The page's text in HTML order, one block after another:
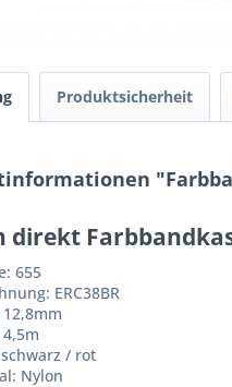
Produktsicherheit
direkt
655
ERC38BR
/ rot
Nylon